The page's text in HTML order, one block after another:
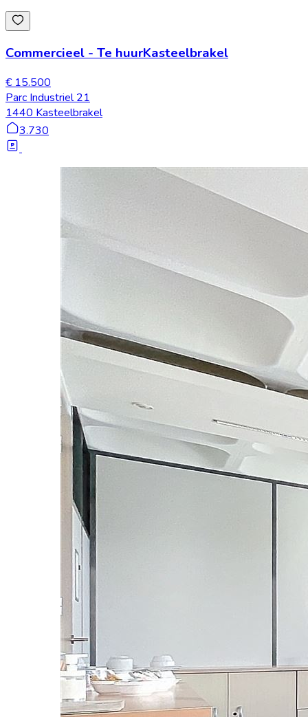
Commercieel - Te huurKasteelbrakel
€ 15.500
Parc Industriel 21
1440 Kasteelbrakel
3.730